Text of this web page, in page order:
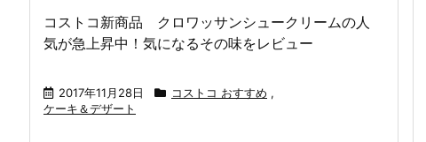
コストコ新商品 クロワッサンシュークリームの人
気が急上昇中！気になるその味をレビュー
2017年11月28日 コストコ おすすめ ,
ケーキ＆デザート